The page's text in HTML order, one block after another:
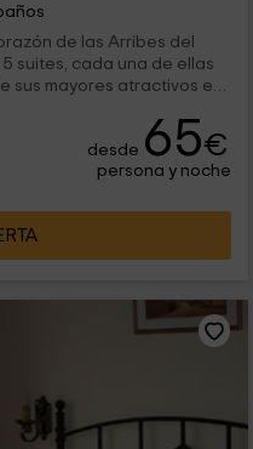
de las Arribes del
desde 65€
persona y noche